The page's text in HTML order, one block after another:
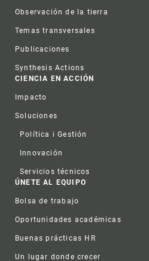
Observación de la tierra
Temas transversales
Publicaciones
Synthesis Actions
CIENCIA EN ACCIÓN
Impacto
Soluciones
Política i Gestión
Innovación
Servicios técnicos
ÚNETE AL EQUIPO
Bolsa de trabajo
Oportunidades académicas
Buenas prácticas HR
Un lugar donde crecer